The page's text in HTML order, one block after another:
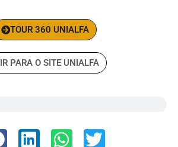
TOUR 360 UNIALFA
IR PARA O SITE UNIALFA